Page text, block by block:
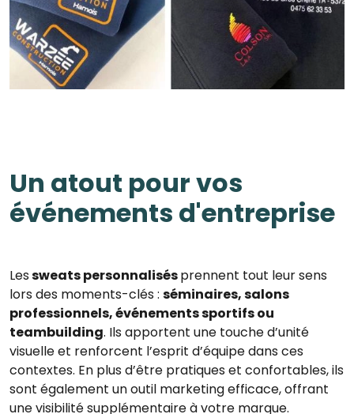
Un atout pour vos
événements d'entreprise
Lessweats personnalisésprennent tout leur sens
lors des moments-clés : séminaires, salons
professionnels, événements sportifs ou
teambuilding. Ils apportent une touche d’unité
visuelle et renforcent l’esprit d’équipe dans ces
contextes. En plus d’être pratiques et confortables, ils
sont également un outil marketing efficace, offrant
une visibilité supplémentaire à votre marque.